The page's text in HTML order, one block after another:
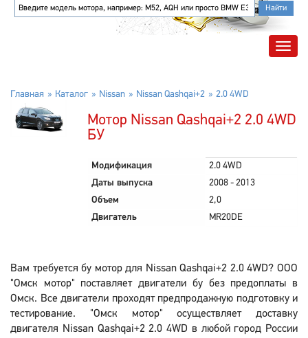
Главная Каталог Nissan Nissan Qashqai+2 2.0 4WD
Мотор Nissan Qashqai+2 2.0 4WD
БУ
Модификация
2.0 4WD
Даты выпуска
2008 - 2013
Объем
2,0
Двигатель
MR20DE
Вам требуется бу мотор для Nissan Qashqai+2 2.0 4WD? ООО
"Омск мотор" поставляет двигатели бу без предоплаты в
Омск. Все двигатели проходят предпродажную подготовку и
тестирование. "Омск мотор" осуществляет доставку
двигателя Nissan Qashqai+2 2.0 4WD в любой город России